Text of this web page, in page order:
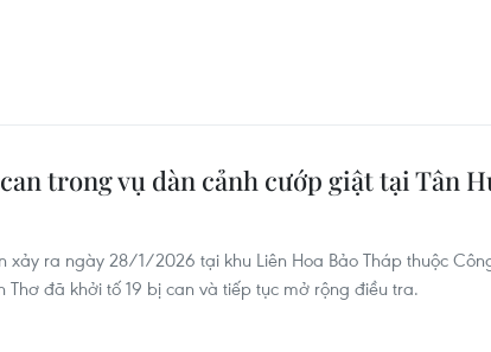
trong vụ dàn cảnh cướp giật tại Tân
xảy ra ngày 28/1/2026 tại khu Liên Hoa Bảo Tháp thuộc
Thơ đã khởi tố 19 bị can và tiếp tục mở rộng điều tra.